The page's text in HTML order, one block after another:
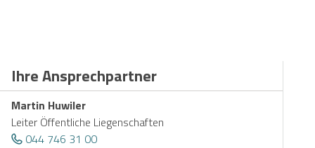
Ihre Ansprechpartner
Martin Huwiler
Leiter Öffentliche Liegenschaften
044 746 31 00